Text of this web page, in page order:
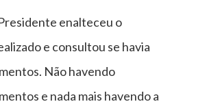
enalteceu o
e consultou se havia
Não havendo
e nada mais havendo a